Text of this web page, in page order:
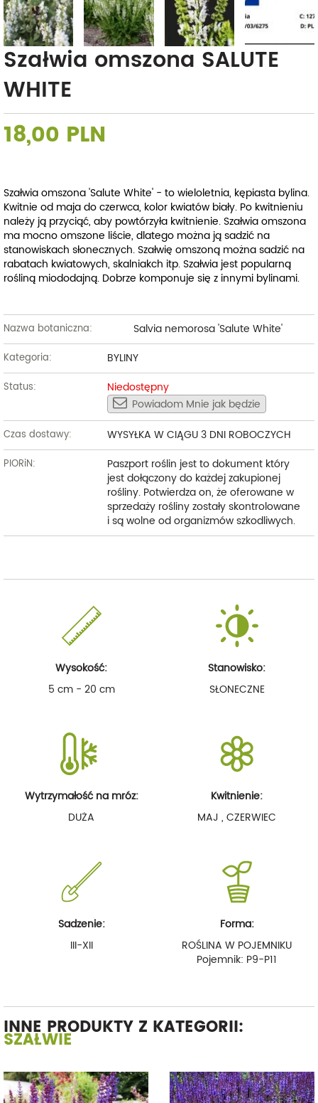
Szałwia omszona SALUTE
WHITE
18,00 PLN
Szałwia omszona 'Salute White' - to wieloletnia, kępiasta bylina.
Kwitnie od maja do czerwca, kolor kwiatów biały. Po kwitnieniu
należy ją przyciąć, aby powtórzyła kwitnienie. Szałwia omszona
ma mocno omszone liście, dlatego można ją sadzić na
stanowiskach słonecznych. Szałwię omszoną można sadzić na
rabatach kwiatowych, skalniakch itp. Szałwia jest popularną
rośliną miododajną. Dobrze komponuje się z innymi bylinami.
Nazwa botaniczna: Salvia nemorosa 'Salute White'
Kategoria: BYLINY
Status:
Niedostępny
Powiadom Mnie jak będzie
Czas dostawy: WYSYŁKA W CIĄGU 3 DNI ROBOCZYCH
PIORiN:
Paszport roślin jest to dokument który
jest dołączony do każdej zakupionej
rośliny. Potwierdza on, że oferowane w
sprzedaży rośliny zostały skontrolowane
i są wolne od organizmów szkodliwych.
Wysokość:
5 cm - 20 cm
Stanowisko:
SŁONECZNE
Wytrzymałość na mróz:
DUŻA
Kwitnienie:
MAJ , CZERWIEC
Sadzenie:
III-XII
Forma:
ROŚLINA W POJEMNIKU
Pojemnik: P9-P11
INNE PRODUKTY Z KATEGORII:
SZAŁWIE